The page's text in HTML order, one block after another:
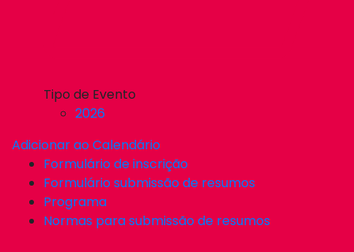
Tipo de Evento
2026
Adicionar ao Calendário
Formulário de inscrição
Formulário submissão de resumos
Programa
Normas para submissão de resumos